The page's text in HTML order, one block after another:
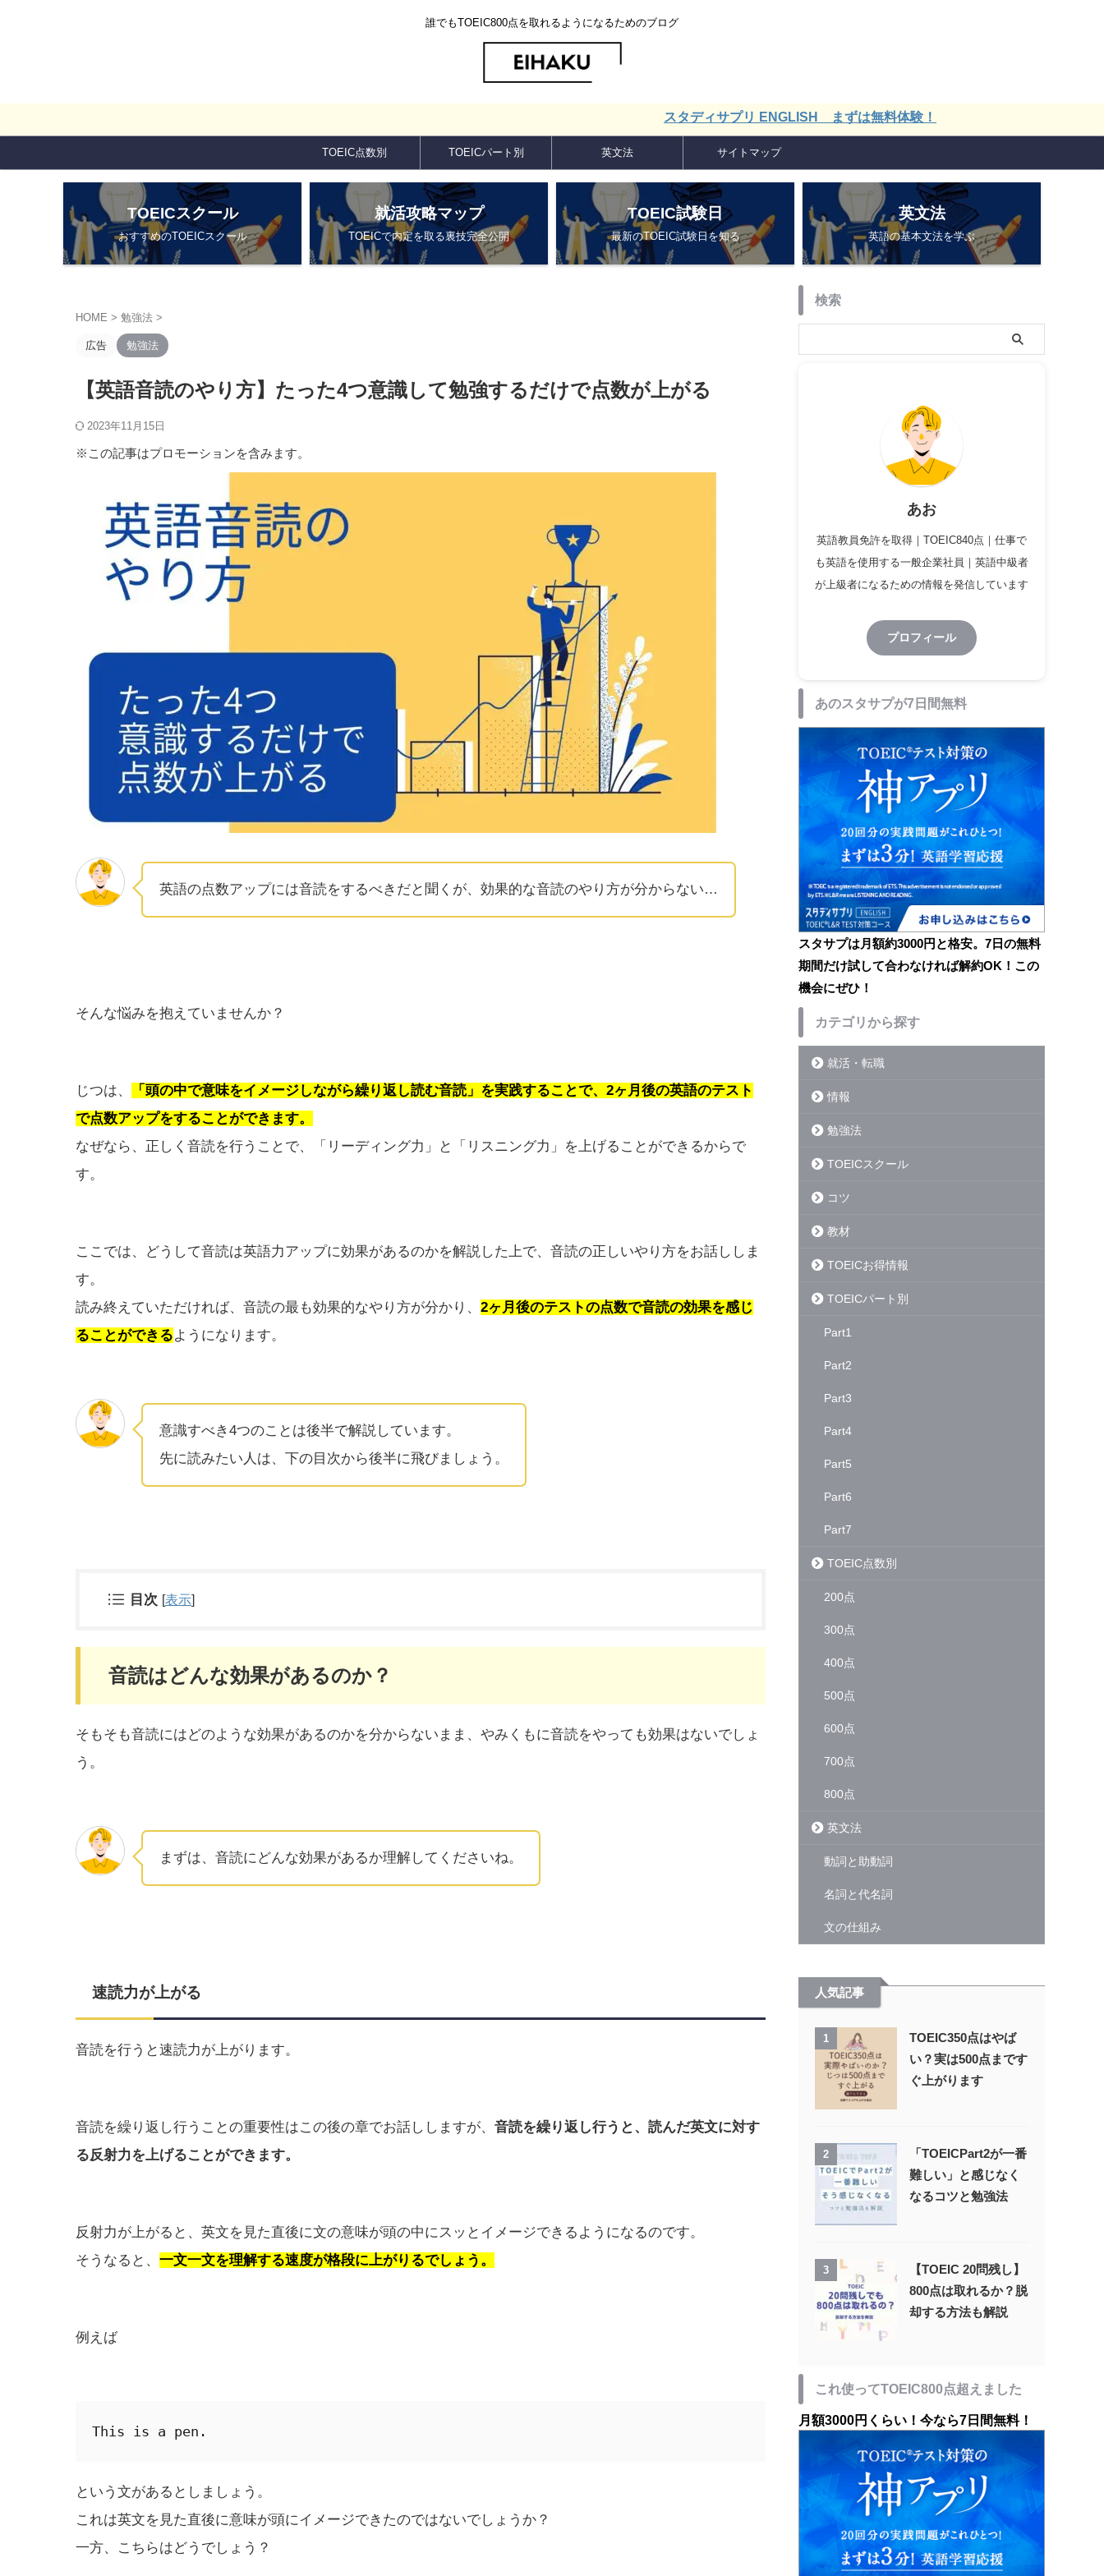
誰でもTOEIC800点を取れるようになるためのブログ
スタディサプリ ENGLISH まずは無料体験！
TOEIC点数別 TOEICパート別 英文法 サイトマップ
TOEICスクール
おすすめのTOEICスクール
就活攻略マップ
TOEICで内定を取る裏技完全公開
TOEIC試験日
最新のTOEIC試験日を知る
英文法
英語の基本文法を学ぶ
HOME > 勉強法 >
広告 勉強法
【英語音読のやり方】たった4つ意識して勉強するだけで点数が上がる
2023年11月15日
※この記事はプロモーションを含みます。
英語の点数アップには音読をするべきだと聞くが、効果的な音読のやり方が分からない…
そんな悩みを抱えていませんか？
じつは、
「頭の中で意味をイメージしながら繰り返し読む音読」を実践することで、2ヶ月後の英語のテスト
で点数アップをすることができます。
なぜなら、正しく音読を行うことで、「リーディング力」と「リスニング力」を上げることができるからで
す。
ここでは、どうして音読は英語力アップに効果があるのかを解説した上で、音読の正しいやり方をお話ししま
す。
読み終えていただければ、音読の最も効果的なやり方が分かり、 2ヶ月後のテストの点数で音読の効果を感じ
ることができるようになります。
意識すべき4つのことは後半で解説しています。
先に読みたい人は、下の目次から後半に飛びましょう。
目次 [表示]
音読はどんな効果があるのか？
そもそも音読にはどのような効果があるのかを分からないまま、やみくもに音読をやっても効果はないでしょ
う。
まずは、音読にどんな効果があるか理解してくださいね。
速読力が上がる
音読を行うと速読力が上がります。
音読を繰り返し行うことの重要性はこの後の章でお話ししますが、 音読を繰り返し行うと、読んだ英文に対す
る反射力を上げることができます。
反射力が上がると、英文を見た直後に文の意味が頭の中にスッとイメージできるようになるのです。
そうなると、 一文一文を理解する速度が格段に上がりるでしょう。
例えば
This is a pen.
という文があるとしましょう。
これは英文を見た直後に意味が頭にイメージできたのではないでしょうか？
一方、こちらはどうでしょう？
検索
あお
英語教員免許を取得｜TOEIC840点｜仕事で
も英語を使用する一般企業社員｜英語中級者
が上級者になるための情報を発信しています
プロフィール
あのスタサプが7日間無料
スタサプは月額約3000円と格安。7日の無料
期間だけ試して合わなければ解約OK！この
機会にぜひ！
カテゴリから探す
就活・転職
情報
勉強法
TOEICスクール
コツ
教材
TOEICお得情報
TOEICパート別
Part1
Part2
Part3
Part4
Part5
Part6
Part7
TOEIC点数別
200点
300点
400点
500点
600点
700点
800点
英文法
動詞と助動詞
名詞と代名詞
文の仕組み
人気記事
1
TOEIC350点はやば
い？実は500点まです
ぐ上がります
2
「TOEICPart2が一番
難しい」と感じなく
なるコツと勉強法
3
【TOEIC 20問残し】
800点は取れるか？脱
却する方法も解説
これ使ってTOEIC800点超えました
月額3000円くらい！今なら7日間無料！